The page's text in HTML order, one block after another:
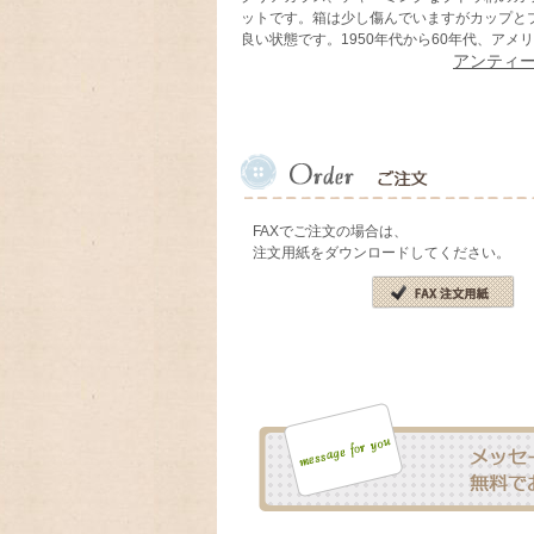
ットです。箱は少し傷んでいますがカップと
良い状態です。1950年代から60年代、アメ
アンティ
FAXでご注文の場合は、
注文用紙をダウンロードしてください。